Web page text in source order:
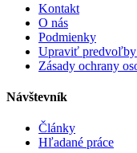
Kontakt
O nás
Podmienky
Upraviť predvoľby
Zásady ochrany
Návštevník
Články
Hľadané práce